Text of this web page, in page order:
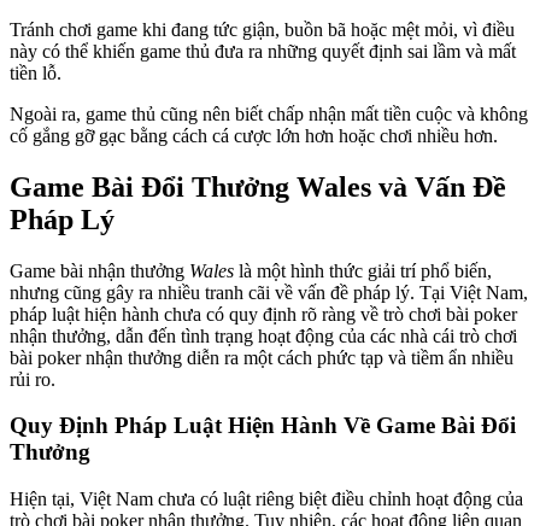
Tránh chơi game khi đang tức giận, buồn bã hoặc mệt mỏi, vì điều
này có thể khiến game thủ đưa ra những quyết định sai lầm và mất
tiền lỗ.
Ngoài ra, game thủ cũng nên biết chấp nhận mất tiền cuộc và không
cố gắng gỡ gạc bằng cách cá cược lớn hơn hoặc chơi nhiều hơn.
Game Bài Đổi Thưởng Wales và Vấn Đề
Pháp Lý
Game bài nhận thưởng Wales là một hình thức giải trí phổ biến,
nhưng cũng gây ra nhiều tranh cãi về vấn đề pháp lý. Tại Việt Nam,
pháp luật hiện hành chưa có quy định rõ ràng về trò chơi bài poker
nhận thưởng, dẫn đến tình trạng hoạt động của các nhà cái trò chơi
bài poker nhận thưởng diễn ra một cách phức tạp và tiềm ẩn nhiều
rủi ro.
Quy Định Pháp Luật Hiện Hành Về Game Bài Đổi
Thưởng
Hiện tại, Việt Nam chưa có luật riêng biệt điều chỉnh hoạt động của
trò chơi bài poker nhận thưởng. Tuy nhiên, các hoạt động liên quan